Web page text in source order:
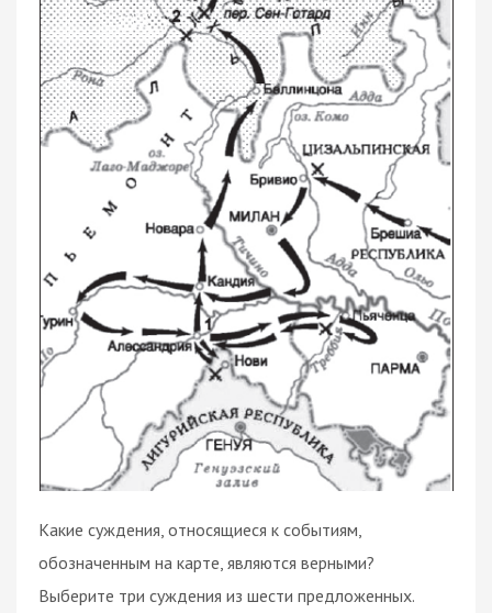
Какие суждения, относящиеся к событиям,
обозначенным на карте, являются верными?
Выберите три суждения из шести предложенных.